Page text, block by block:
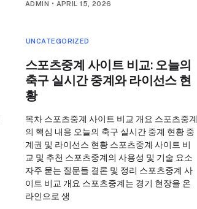
ADMIN • APRIL 15, 2026
UNCATEGORIZED
스포츠중계 사이트 비교: 오늘의
축구 실시간 중계와 라이선스 현
황
목차 스포츠중계 사이트 비교 개요 스포츠중계
의 핵심 내용 오늘의 축구 실시간 중계 현황 중
계권 및 라이선스 현황 스포츠중계 사이트 비
교 및 추천 스포츠중계의 사용성 및 기술 요소
자주 묻는 질문들 결론 및 정리 스포츠중계 사
이트 비교 개요 스포츠중계는 경기 현장을 온
라인으로 생